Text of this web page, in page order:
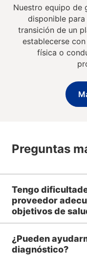
Nuestro equipo de
disponible
transición de un
establecerse
física o
Preguntas
Tengo
proveedor
objetivos de
¿Pueden
diagnóstico?